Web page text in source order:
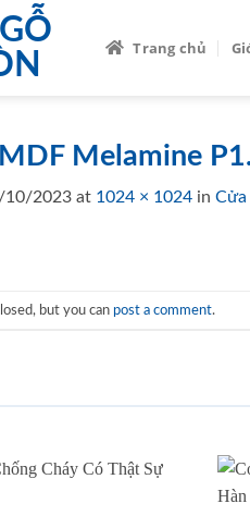
Trang chủ
Melamine
10/2023 at 1024 × 1024 in
but you can post a comment.